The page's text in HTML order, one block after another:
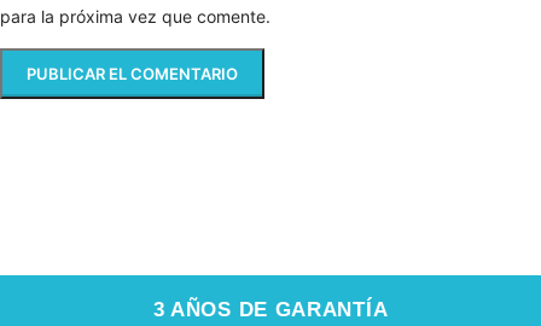
para la próxima vez que comente.
3 AÑOS DE GARANTÍA